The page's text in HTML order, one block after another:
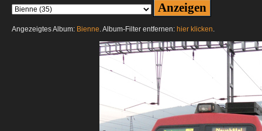
Angezeigtes Album: Bienne. Album-Filter entfernen: hier klicken.